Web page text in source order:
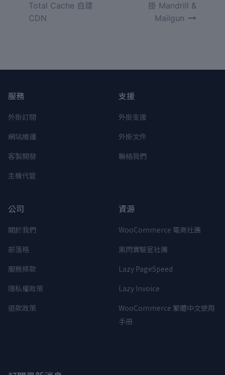
Total Cache 自建
CDN
掛 Mandrill &
Mailgun
服務
外掛訂閱
網站維護
客製開發
主機代管
支援
外掛支援
外掛文件
聯絡我們
公司
關於我們
部落格
服務條款
隱私權政策
退款政策
資源
WooCommerce 電商社團
黑閃實驗室社團
Lazy PageSpeed
Lazy Invoice
WooCommerce 繁體中文使用
手冊